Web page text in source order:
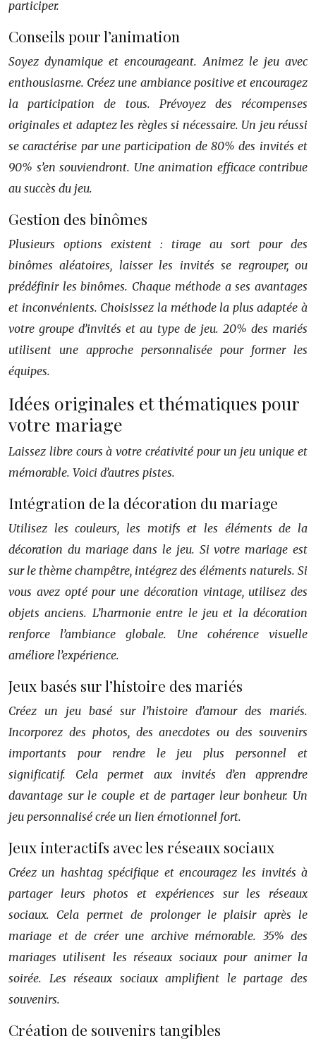
participer.
Conseils pour l’animation
Soyez dynamique et encourageant. Animez le jeu avec
enthousiasme. Créez une ambiance positive et encouragez
la participation de tous. Prévoyez des récompenses
originales et adaptez les règles si nécessaire. Un jeu réussi
se caractérise par une participation de 80% des invités et
90% s’en souviendront. Une animation efficace contribue
au succès du jeu.
Gestion des binômes
Plusieurs options existent : tirage au sort pour des
binômes aléatoires, laisser les invités se regrouper, ou
prédéfinir les binômes. Chaque méthode a ses avantages
et inconvénients. Choisissez la méthode la plus adaptée à
votre groupe d’invités et au type de jeu. 20% des mariés
utilisent une approche personnalisée pour former les
équipes.
Idées originales et thématiques pour
votre mariage
Laissez libre cours à votre créativité pour un jeu unique et
mémorable. Voici d’autres pistes.
Intégration de la décoration du mariage
Utilisez les couleurs, les motifs et les éléments de la
décoration du mariage dans le jeu. Si votre mariage est
sur le thème champêtre, intégrez des éléments naturels. Si
vous avez opté pour une décoration vintage, utilisez des
objets anciens. L’harmonie entre le jeu et la décoration
renforce l’ambiance globale. Une cohérence visuelle
améliore l’expérience.
Jeux basés sur l’histoire des mariés
Créez un jeu basé sur l’histoire d’amour des mariés.
Incorporez des photos, des anecdotes ou des souvenirs
importants pour rendre le jeu plus personnel et
significatif. Cela permet aux invités d’en apprendre
davantage sur le couple et de partager leur bonheur. Un
jeu personnalisé crée un lien émotionnel fort.
Jeux interactifs avec les réseaux sociaux
Créez un hashtag spécifique et encouragez les invités à
partager leurs photos et expériences sur les réseaux
sociaux. Cela permet de prolonger le plaisir après le
mariage et de créer une archive mémorable. 35% des
mariages utilisent les réseaux sociaux pour animer la
soirée. Les réseaux sociaux amplifient le partage des
souvenirs.
Création de souvenirs tangibles